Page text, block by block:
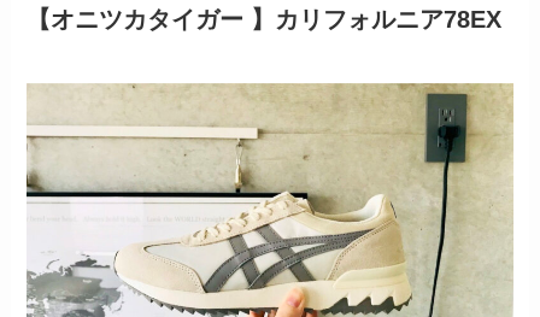
【オニツカタイガー 】カリフォルニア78EX